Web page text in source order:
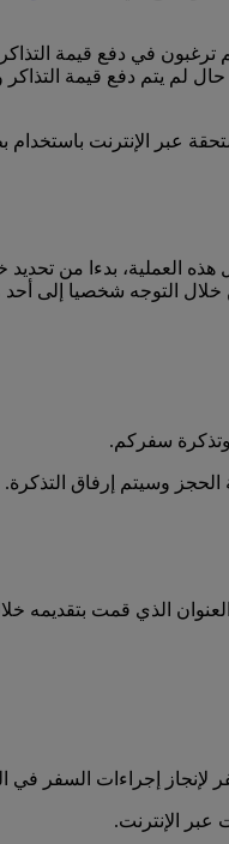
ترغبون في دفع قيمة
لم يتم دفع قيمة التذاكر
عبر الإنترنت باستخدام
العملية، بدءا من تحديد
خلال التوجه شخصيا إلى
وتذكرة سفركم.
الحجز وسيتم إرفاق التذكرة.
الذي قمت بتقديمه
لإنجاز إجراءات السفر في
الإنترنت.